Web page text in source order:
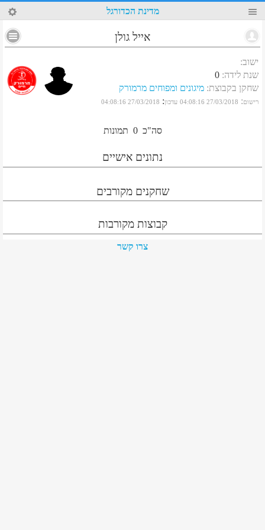
57 מדינת הכדורגל
אייל גולן
ישוב:
שנת לידה:
0
שחקן בקבוצת: מיגונים ומפוחים מרמורק
רישום:
27/03/2018 04:08:16 עדכון:
27/03/2018 04:08:16
סה"כ 0 תמונות
נתונים אישיים
שחקנים מקורבים
קבוצות מקורבות
צרו קשר